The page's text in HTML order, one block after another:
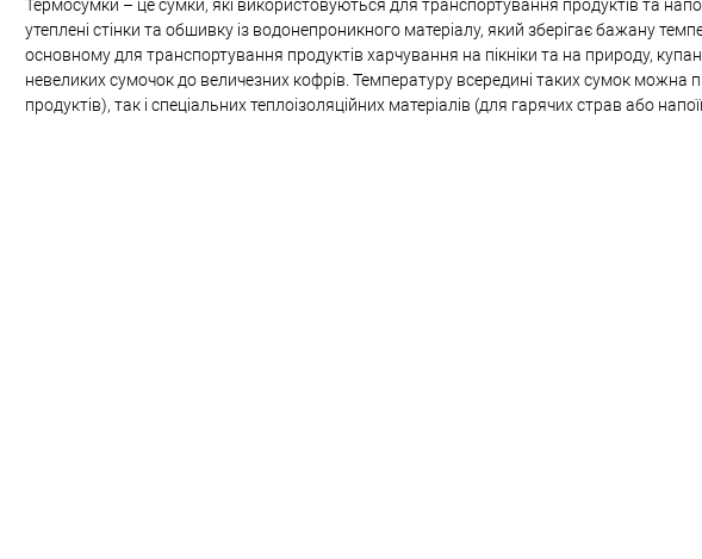
Термосумки – це сумки, які використовуються для транспортування продуктів та
утеплені стінки та обшивку із водонепроникного матеріалу, який зберігає бажану
основному для транспортування продуктів харчування на пікніки та на природу,
невеликих сумочок до величезних кофрів. Температуру всередині таких сумок
продуктів), так і спеціальних теплоізоляційних матеріалів (для гарячих страв або